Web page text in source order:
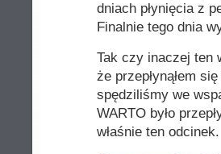
dniach płynięcia z
Finalnie tego dnia
Tak czy inaczej ten
że przepłynąłem
spędziliśmy we
WARTO było
właśnie ten odcinek.